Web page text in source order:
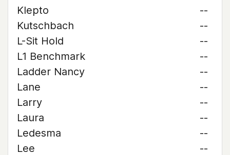
Klepto
--
Kutschbach
--
L-Sit Hold
--
L1 Benchmark
--
Ladder Nancy
--
Lane
--
Larry
--
Laura
--
Ledesma
--
Lee
--